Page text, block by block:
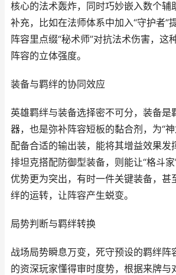
核心的法术轰炸，同时巧妙嵌入数个辅
补充，比如在法师体系中加入“守护者”
阵容里点缀“秘术师”对抗法术伤害，这
阵容的立体强度。
装备与羁绊的协同效应
英雄羁绊与装备选择密不可分，装备是
器，也是弥补阵容短板的黏合剂，为“
配备合适的输出装，能将其增益效果发
排坦克搭配防御型装备，则能让“格斗家
优势更为突出，有时一件关键装备，甚
绊的运转，让阵容产生蜕变。
局势判断与羁绊转换
战场局势瞬息万变，死守预设的羁绊阵
的资深玩家懂得审时度势，根据来牌与